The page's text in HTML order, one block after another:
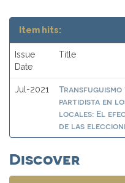
Item hits:
Issue
Date
Title
Jul-2021
Transfuguismo
partidista en
locales: El
de las
Discover